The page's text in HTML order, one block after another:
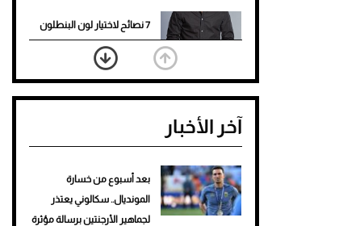
7 نصائح لاختيار لون البنطلون
المناسب للقميص الأسود
نرى المستقبل من خلال
تصميماتنا.. كيف حجزت 1886
تمنحك فخامة استثنائية
آخر الأخبار
بعد أسبوع من خسارة
المونديال.. سكالوني يعتذر
لجماهير الأرجنتين برسالة مؤثرة